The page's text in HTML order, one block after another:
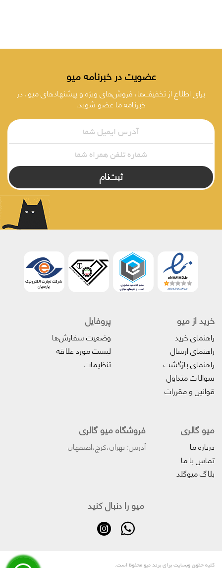
عضویت در خبرنامه میو
برای اطلاع از تخفیف‌ها، فروش‌های ویژه و پیشنهادهای میو، در
خبرنامه ما عضو شوید.
ثبت‌نام
خرید از میو
راهنمای خرید
راهنمای ارسال
راهنمای بازگشت
سوالات متداول
قوانین و مقررات
پروفایل‌
وضعیت سفارش‌ها
لیست مورد علاقه
تنظیمات
میو گالری
درباره ما
تماس با ما
بلاگ میوگلد
فروشگاه میو گالری
آدرس: تهران،کرج،اصفهان
میو را دنبال کنید
کلیه حقوق وبسایت برای برند میو محفوظ است.